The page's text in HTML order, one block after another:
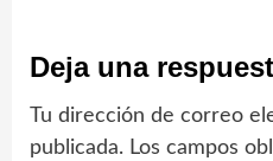
Deja una
Tu dirección de correo
publicada. Los campos